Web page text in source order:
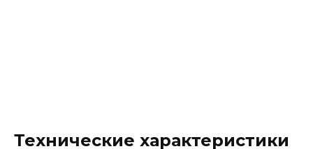
Технические характеристики